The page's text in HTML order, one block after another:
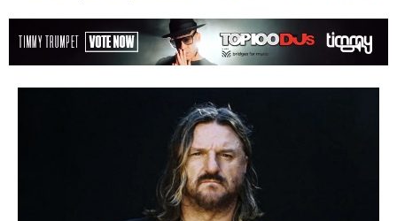
ARTICLES,ARTISTES